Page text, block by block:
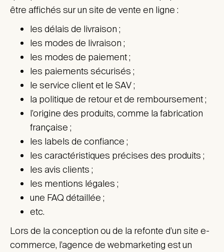
être affichés sur un site de vente en ligne :
les délais de livraison ;
les modes de livraison ;
les modes de paiement ;
les paiements sécurisés ;
le service client et le SAV ;
la politique de retour et de remboursement ;
l’origine des produits, comme la fabrication
française ;
les labels de confiance ;
les caractéristiques précises des produits ;
les avis clients ;
les mentions légales ;
une FAQ détaillée ;
etc.
Lors de la conception ou de la refonte d’un site e-
commerce, l’agence de webmarketing est un